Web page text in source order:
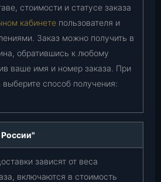
стоимости и статусе заказа
кабинете пользователя и
Заказ можно получить в
обратившись к любому
ваше имя и номер заказа. При
способ получения:
зависят от веса
включаются в стоимость